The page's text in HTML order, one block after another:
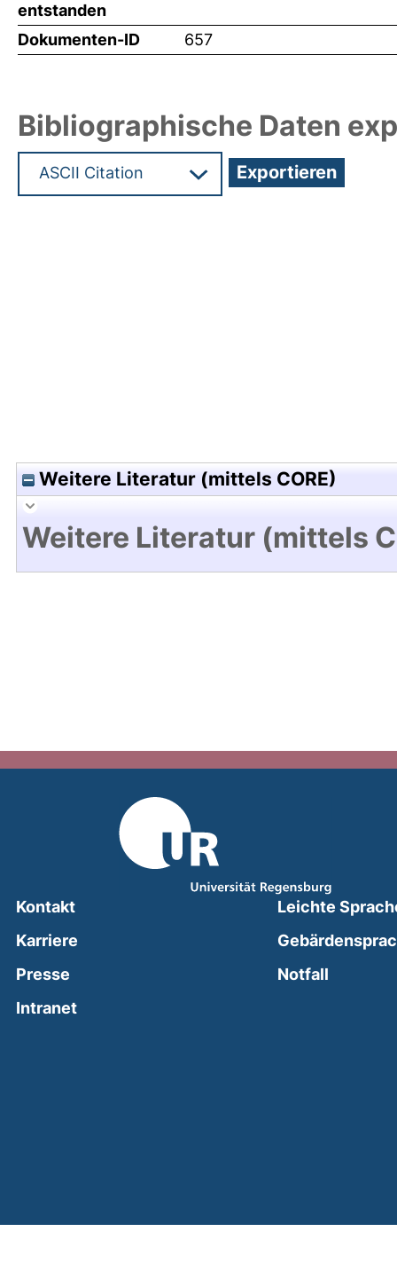
entstanden
Dokumenten-ID 657
Bibliographische Daten
Weitere Literatur (mittels CORE)
Weitere Literatur (mittels
Kontakt
Karriere
Presse
Intranet(external link, opens in a new window)
Leichte
Notfall